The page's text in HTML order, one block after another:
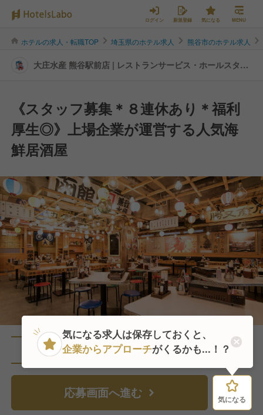
ログイン 新規登録 気になる MENU
ホテルの求人・転職TOP 埼玉県のホテル求人 熊谷市のホテル求人
大庄水産 熊谷駅前店 | レストランサービス・ホールスタッ
《スタッフ募集＊８連休あり＊福利
厚生◎》上場企業が運営する人気海
鮮居酒屋
直近1人がこの求人を検討中
応募画面へ進む 気になる
気になる
気になる求人は保存しておくと、
企業からアプローチがくるかも...！？